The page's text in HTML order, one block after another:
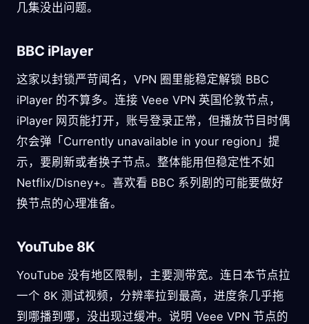
几集没出问题。
BBC iPlayer
这家以封锁严苛闻名，VPN 圈里能稳定解锁 BBC
iPlayer 的不算多。连接 Veee VPN 英国伦敦节点，
iPlayer 网页能打开，账号登录正常，但播放节目时偶
尔会弹「Currently unavailable in your region」提
示，要刷新或者换子节点。整体能用但稳定性不如
Netflix/Disney+。喜欢看 BBC 系列剧的可能要做好
换节点的心理准备。
YouTube 8K
YouTube 没有地区限制，主要测带宽。连日本节点拉
一个 8K 测试视频，分辨率拉到最高，进度条几乎拖
到哪播到哪，没出现过缓冲。说明 Veee VPN 节点的